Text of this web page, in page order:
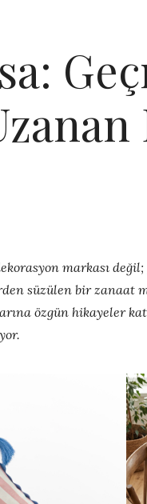
markası
süzülen bir zanaat
özgün hikayeler